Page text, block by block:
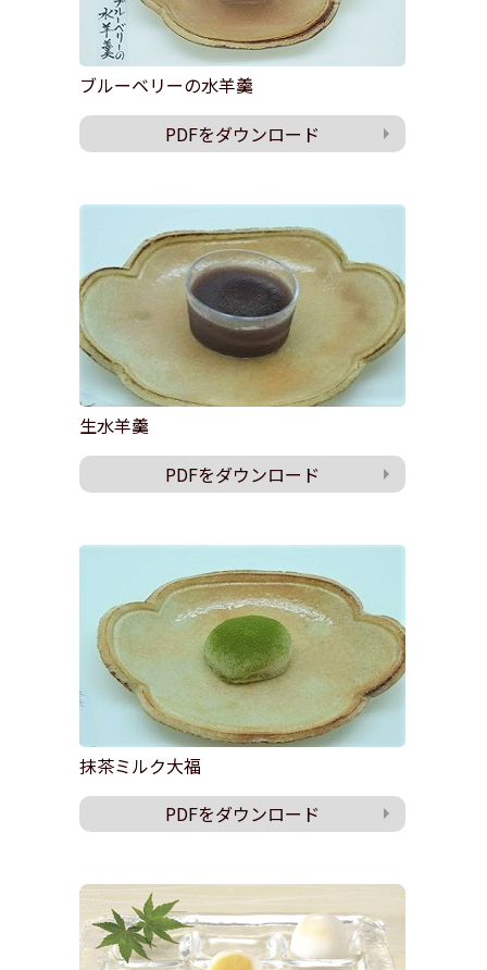
ブルーベリーの水羊羹
PDFをダウンロード
生水羊羹
PDFをダウンロード
抹茶ミルク大福
PDFをダウンロード